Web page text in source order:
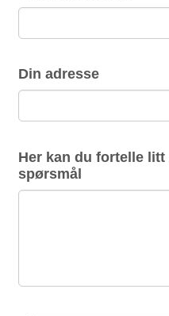
Din adresse
Her kan du fortelle
spørsmål